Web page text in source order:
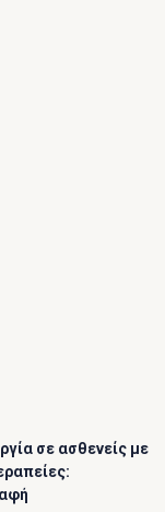
σε ασθενείς με